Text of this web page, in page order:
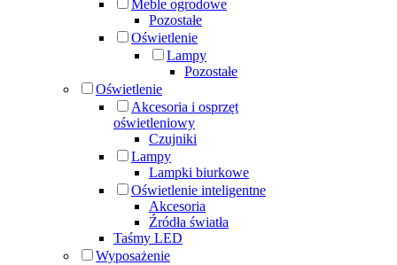
Meble ogrodowe
Pozostałe
Oświetlenie
Lampy
Pozostałe
Oświetlenie
Akcesoria i osprzęt
oświetleniowy
Czujniki
Lampy
Lampki biurkowe
Oświetlenie inteligentne
Akcesoria
Źródła światła
Taśmy LED
Wyposażenie